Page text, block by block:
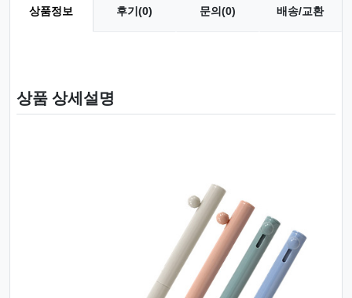
상품정보 후기(0) 문의(0) 배송/교환
상품 상세설명